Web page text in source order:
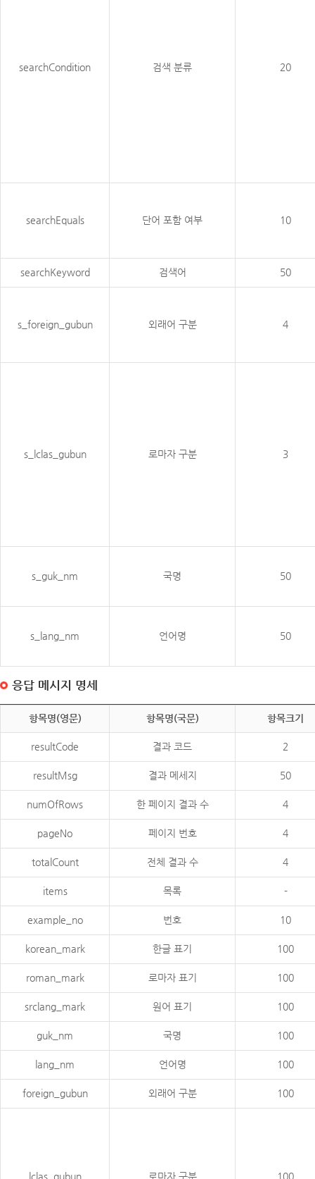
searchCondition 검색 분류 20
searchEquals 단어 포함 여부 10
searchKeyword 검색어 50
s_foreign_gubun 외래어 구분 4
s_lclas_gubun 로마자 구분 3
s_guk_nm 국명 50
s_lang_nm 언어명 50
응답 메시지 명세
항목명(영문) 항목명(국문) 항목크기
resultCode 결과 코드 2
resultMsg 결과 메세지 50
numOfRows 한 페이지 결과 수 4
pageNo 페이지 번호 4
totalCount 전체 결과 수 4
items 목록 -
example_no 번호 10
korean_mark 한글 표기 100
roman_mark 로마자 표기 100
srclang_mark 원어 표기 100
guk_nm 국명 100
lang_nm 언어명 100
foreign_gubun 외래어 구분 100
lclas_gubun 로마자 구분 100